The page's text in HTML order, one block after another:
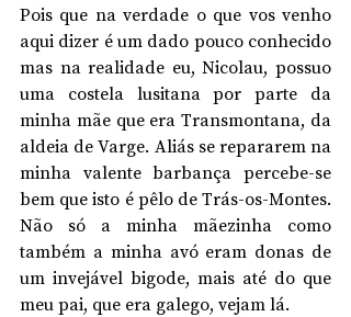
Pois que na verdade o que vos venho
aqui dizer é um dado pouco conhecido
mas na realidade eu, Nicolau, possuo
uma costela lusitana por parte da
minha mãe que era Transmontana, da
aldeia de Varge. Aliás se repararem na
minha valente barbança percebe-se
bem que isto é pêlo de Trás-os-Montes.
Não só a minha mãezinha como
também a minha avó eram donas de
um invejável bigode, mais até do que
meu pai, que era galego, vejam lá.